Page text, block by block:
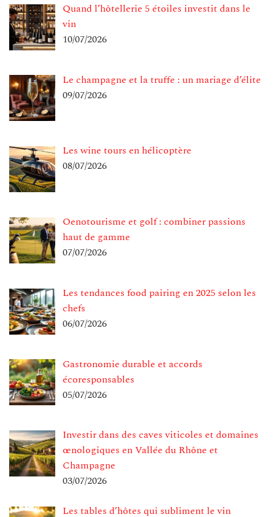
Quand l’hôtellerie 5 étoiles investit dans le
vin
10/07/2026
Le champagne et la truffe : un mariage d’élite
09/07/2026
Les wine tours en hélicoptère
08/07/2026
Oenotourisme et golf : combiner passions
haut de gamme
07/07/2026
Les tendances food pairing en 2025 selon les
chefs
06/07/2026
Gastronomie durable et accords
écoresponsables
05/07/2026
Investir dans des caves viticoles et domaines
œnologiques en Vallée du Rhône et
Champagne
03/07/2026
Les tables d’hôtes qui subliment le vin